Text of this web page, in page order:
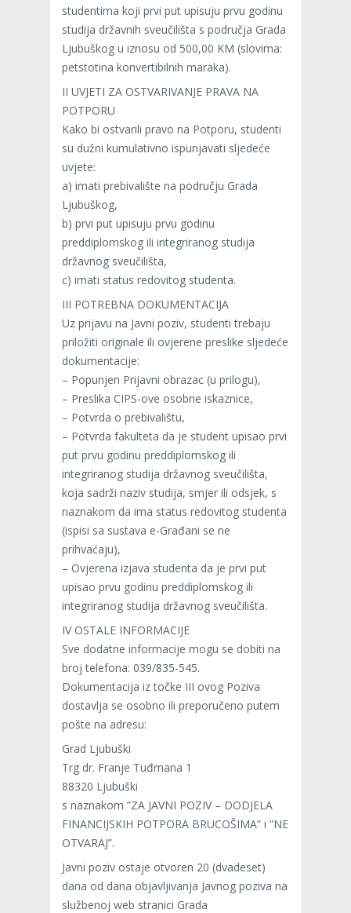
studentima koji prvi put upisuju prvu godinu
studija državnih sveučilišta s područja Grada
Ljubuškog u iznosu od 500,00 KM (slovima:
petstotina konvertibilnih maraka).
II UVJETI ZA OSTVARIVANJE PRAVA NA
POTPORU
Kako bi ostvarili pravo na Potporu, studenti
su dužni kumulativno ispunjavati sljedeće
uvjete:
a) imati prebivalište na području Grada
Ljubuškog,
b) prvi put upisuju prvu godinu
preddiplomskog ili integriranog studija
državnog sveučilišta,
c) imati status redovitog studenta.
III POTREBNA DOKUMENTACIJA
Uz prijavu na Javni poziv, studenti trebaju
priložiti originale ili ovjerene preslike sljedeće
dokumentacije:
– Popunjen Prijavni obrazac (u prilogu),
– Preslika CIPS-ove osobne iskaznice,
– Potvrda o prebivalištu,
– Potvrda fakulteta da je student upisao prvi
put prvu godinu preddiplomskog ili
integriranog studija državnog sveučilišta,
koja sadrži naziv studija, smjer ili odsjek, s
naznakom da ima status redovitog studenta
(ispisi sa sustava e-Građani se ne
prihvaćaju),
– Ovjerena izjava studenta da je prvi put
upisao prvu godinu preddiplomskog ili
integriranog studija državnog sveučilišta.
IV OSTALE INFORMACIJE
Sve dodatne informacije mogu se dobiti na
broj telefona: 039/835-545.
Dokumentacija iz točke III ovog Poziva
dostavlja se osobno ili preporučeno putem
pošte na adresu:
Grad Ljubuški
Trg dr. Franje Tuđmana 1
88320 Ljubuški
s naznakom ”ZA JAVNI POZIV – DODJELA
FINANCIJSKIH POTPORA BRUCOŠIMA” i ”NE
OTVARAJ”.
Javni poziv ostaje otvoren 20 (dvadeset)
dana od dana objavljivanja Javnog poziva na
službenoj web stranici Grada